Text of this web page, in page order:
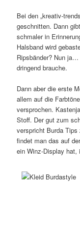
Bei den „kreativ-
geschnitten. Dann
schmaler in
Halsband wird
Ripsbänder? Nun
dringend brauche.
Dann aber die erste
allem auf die
versprochen.
Stoff. Der gut zum
verspricht Burda Tips
findet man das auf
ein Winz-Display